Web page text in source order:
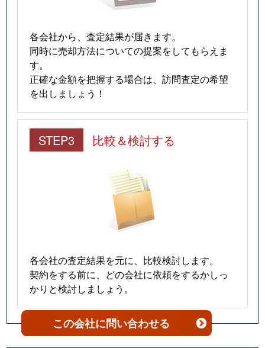
各会社から、査定結果が届きます。
同時に売却方法についての提案をしてもらえま
す。
正確な金額を把握する場合は、訪問査定の希望
を出しましょう！
STEP3 比較＆検討する
各会社の査定結果を元に、比較検討します。
契約をする前に、どの会社に依頼をするかしっ
かりと検討しましょう。
この会社に問い合わせる